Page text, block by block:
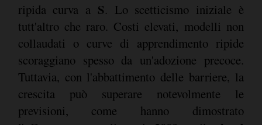
ripida curva a S. Lo scetticismo iniziale è
tutt'altro che raro. Costi elevati, modelli non
collaudati o curve di apprendimento ripide
scoraggiano spesso da un'adozione precoce.
Tuttavia, con l'abbattimento delle barriere, la
crescita può superare notevolmente le
previsioni, come hanno dimostrato